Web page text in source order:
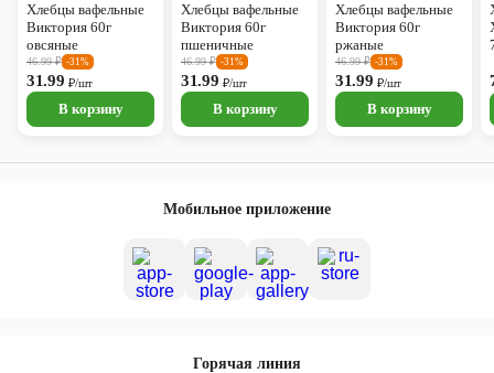
Хлебцы вафельные
Виктория 60г
овсяные
46.99₽ -31%
31.99₽/шт
В корзину
Хлебцы вафельные
Виктория 60г
пшеничные
46.99₽ -31%
31.99₽/шт
В корзину
Хлебцы вафельные
Виктория 60г
ржаные
46.99₽ -31%
31.99₽/шт
В корзину
Мобильное приложение
Горячая линия